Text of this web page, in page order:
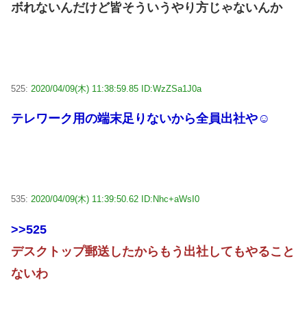
ボれないんだけど皆そういうやり方じゃないんか
525: 2020/04/09(木) 11:38:59.85 ID:WzZSa1J0a
テレワーク用の端末足りないから全員出社や☺
535: 2020/04/09(木) 11:39:50.62 ID:Nhc+aWsI0
>>525
デスクトップ郵送したからもう出社してもやること
ないわ